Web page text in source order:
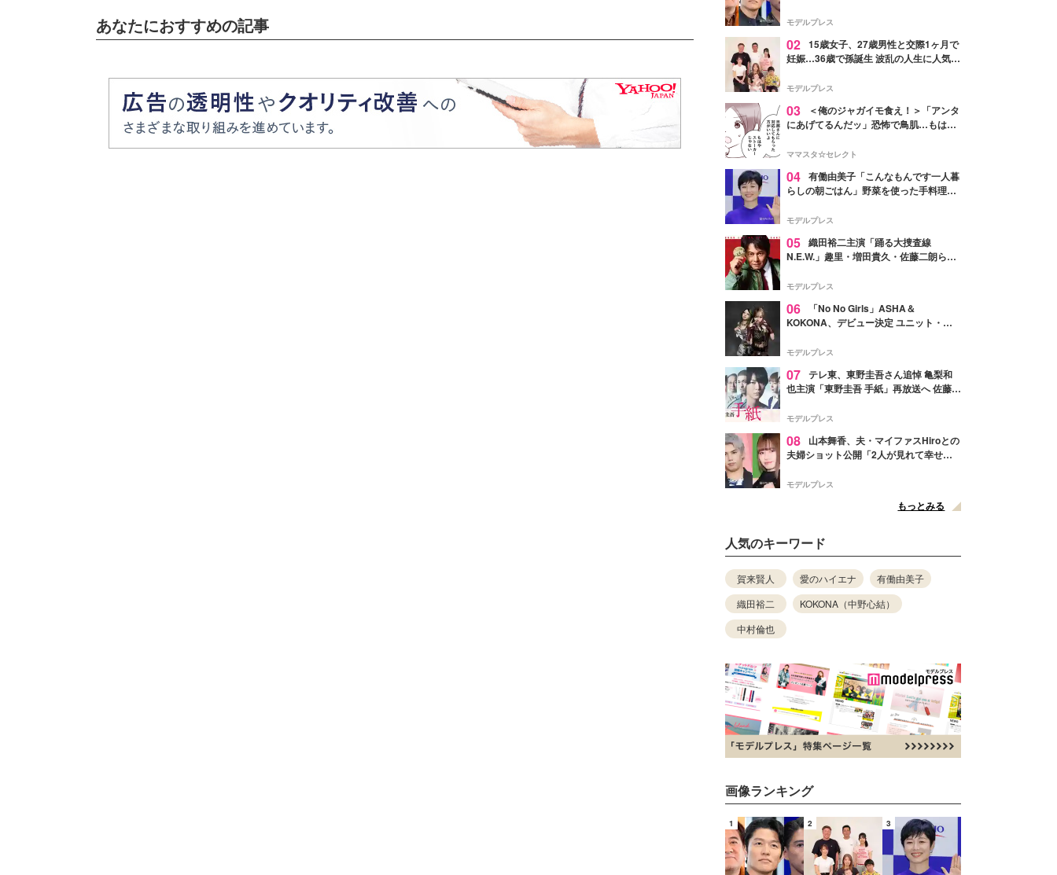
あなたにおすすめの記事
最大の敬意とエールを」
モデルプレス
02 15歳女子、27歳男性と交際1ヶ月で
妊娠…36歳で孫誕生 波乱の人生に人気タ
よ！」
モデルプレス
03
＜俺のジャガイモ食え！＞「アンタ
にあげてるんだッ」恐怖で鳥肌…もはや
ママスタ☆セレクト
04 有働由美子「こんなもんです一人暮
らしの朝ごはん」野菜を使った手料理公
そう」と反響
モデルプレス
05 織田裕二主演「踊る大捜査線
N.E.W.」趣里・増田貴久・佐藤二朗ら新
徴する“謎のキーワード”も
モデルプレス
06
「No No Girls」ASHA＆
KOKONA、デビュー決定 ユニット・
リリースへ
モデルプレス
07 テレ東、東野圭吾さん追悼 亀梨和
也主演「東野圭吾 手紙」再放送へ 佐藤隆
モデルプレス
08
山本舞香、夫・マイファスHiroとの
夫婦ショット公開「2人が見れて幸せ」
モデルプレス
もっとみる
人気のキーワード
賀来賢人 愛のハイエナ
有働由美子
織田裕二
KOKONA（中野心結）
中村倫也
画像ランキング
1 2 3